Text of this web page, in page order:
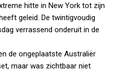
hitte in New York tot zijn
geleid. De twintigvoudig
verrassend onderuit in de
de ongeplaatste Australiër
maar was zichtbaar niet